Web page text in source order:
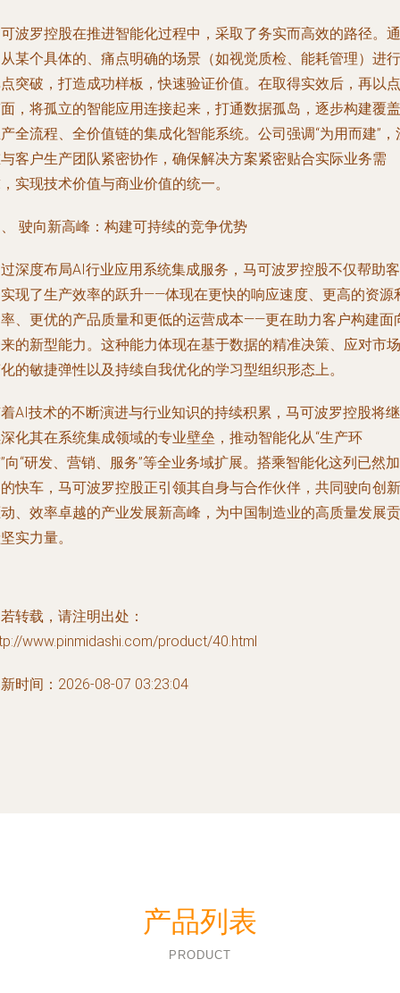
波罗控股在推进智能化过程中，采取了务实而高效的路径。通
某个具体的、痛点明确的场景（如视觉质检、能耗管理）进行
突破，打造成功样板，快速验证价值。在取得实效后，再以点
，将孤立的智能应用连接起来，打通数据孤岛，逐步构建覆盖
全流程、全价值链的集成化智能系统。公司强调“为用而建”，
客户生产团队紧密协作，确保解决方案紧密贴合实际业务需
实现技术价值与商业价值的统一。
驶向新高峰：构建可持续的竞争优势
深度布局AI行业应用系统集成服务，马可波罗控股不仅帮助客
现了生产效率的跃升——体现在更快的响应速度、更高的资源
、更优的产品质量和更低的运营成本——更在助力客户构建面
的新型能力。这种能力体现在基于数据的精准决策、应对市场
的敏捷弹性以及持续自我优化的学习型组织形态上。
AI技术的不断演进与行业知识的持续积累，马可波罗控股将继
化其在系统集成领域的专业壁垒，推动智能化从“生产环
向“研发、营销、服务”等全业务域扩展。搭乘智能化这列已然加
快车，马可波罗控股正引领其自身与合作伙伴，共同驶向创新
、效率卓越的产业发展新高峰，为中国制造业的高质量发展贡
实力量。
转载，请注明出处：
www.pinmidashi.com/product/40.html
时间：2026-08-07 03:23:04
产品列表
PRODUCT